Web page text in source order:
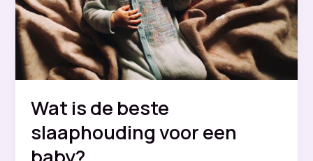
Wat is de beste
slaaphouding voor een